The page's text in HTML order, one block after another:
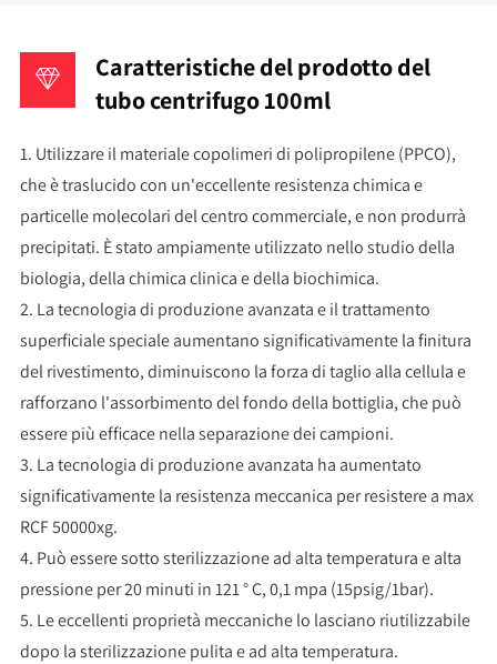
Caratteristiche del prodotto del
tubo centrifugo 100ml
1. Utilizzare il materiale copolimeri di polipropilene (PPCO),
che è traslucido con un'eccellente resistenza chimica e
particelle molecolari del centro commerciale, e non produrrà
precipitati. È stato ampiamente utilizzato nello studio della
biologia, della chimica clinica e della biochimica.
2. La tecnologia di produzione avanzata e il trattamento
superficiale speciale aumentano significativamente la finitura
del rivestimento, diminuiscono la forza di taglio alla cellula e
rafforzano l'assorbimento del fondo della bottiglia, che può
essere più efficace nella separazione dei campioni.
3. La tecnologia di produzione avanzata ha aumentato
significativamente la resistenza meccanica per resistere a max
RCF 50000xg.
4. Può essere sotto sterilizzazione ad alta temperatura e alta
pressione per 20 minuti in 121 ° C, 0,1 mpa (15psig/1bar).
5. Le eccellenti proprietà meccaniche lo lasciano riutilizzabile
dopo la sterilizzazione pulita e ad alta temperatura.